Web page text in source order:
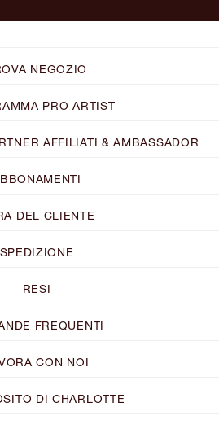
NEGOZIO
PRO ARTIST
AFFILIATI & AMBASSADOR
DEL CLIENTE
SPEDIZIONE
RESI
FREQUENTI
CON NOI
DI CHARLOTTE